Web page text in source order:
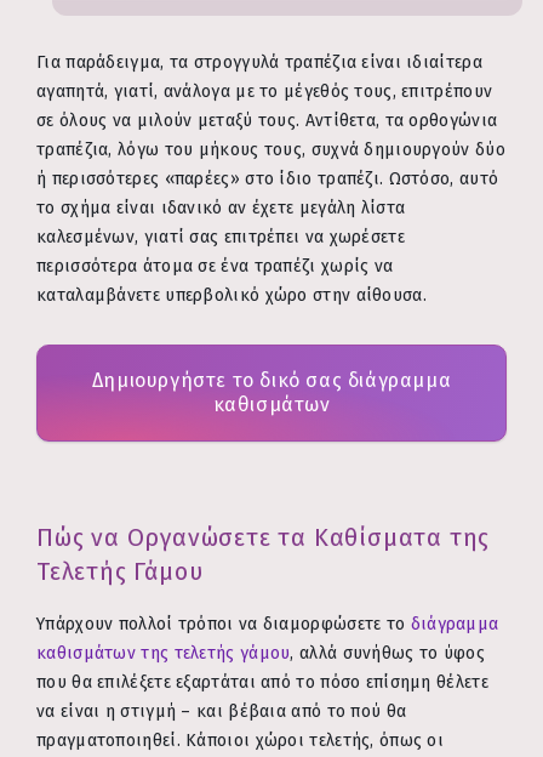
Για παράδειγμα, τα στρογγυλά τραπέζια είναι ιδιαίτερα
αγαπητά, γιατί, ανάλογα με το μέγεθός τους, επιτρέπουν
σε όλους να μιλούν μεταξύ τους. Αντίθετα, τα ορθογώνια
τραπέζια, λόγω του μήκους τους, συχνά δημιουργούν δύο
ή περισσότερες «παρέες» στο ίδιο τραπέζι. Ωστόσο, αυτό
το σχήμα είναι ιδανικό αν έχετε μεγάλη λίστα
καλεσμένων, γιατί σας επιτρέπει να χωρέσετε
περισσότερα άτομα σε ένα τραπέζι χωρίς να
καταλαμβάνετε υπερβολικό χώρο στην αίθουσα.
Δημιουργήστε το δικό σας διάγραμμα
καθισμάτων
Πώς να Οργανώσετε τα Καθίσματα της
Τελετής Γάμου
Υπάρχουν πολλοί τρόποι να διαμορφώσετε το διάγραμμα
καθισμάτων της τελετής γάμου, αλλά συνήθως το ύφος
που θα επιλέξετε εξαρτάται από το πόσο επίσημη θέλετε
να είναι η στιγμή – και βέβαια από το πού θα
πραγματοποιηθεί. Κάποιοι χώροι τελετής, όπως οι